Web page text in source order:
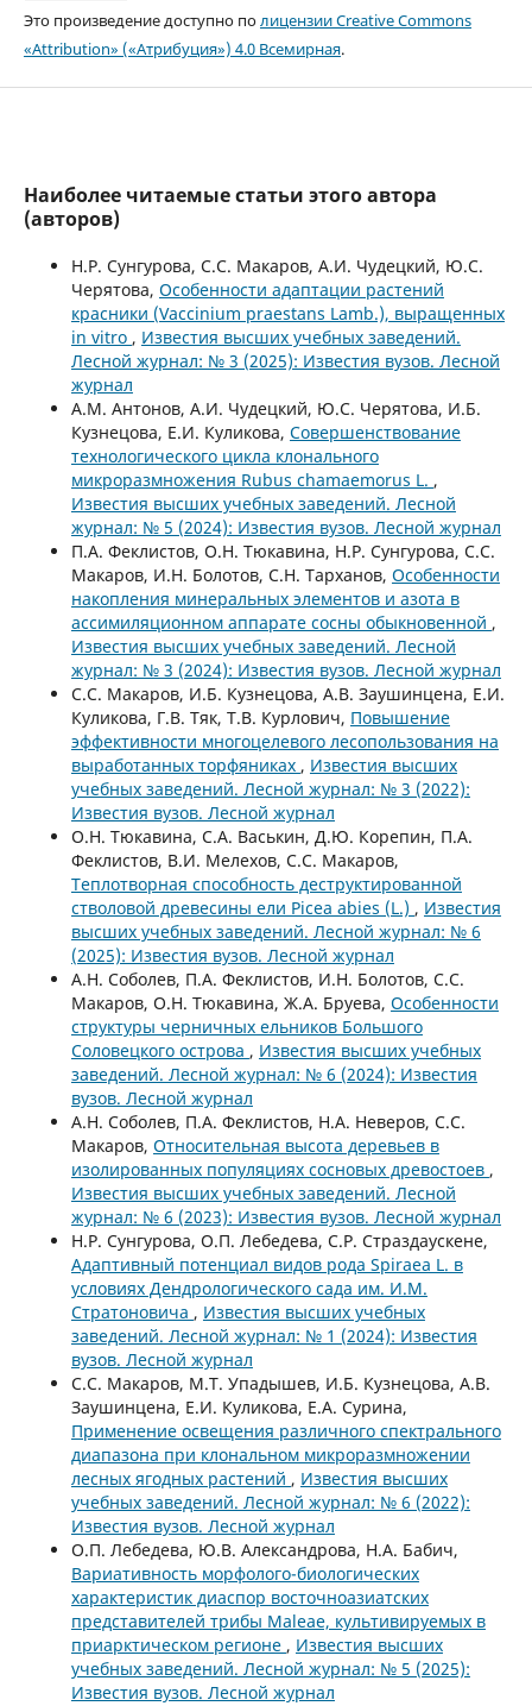
Это произведение доступно полицензии Creative Commons
«Attribution» («Атрибуция») 4.0 Всемирная.
Наиболее читаемые статьи этого автора
(авторов)
Н.Р. Сунгурова, С.С. Макаров, А.И. Чудецкий, Ю.С.
Черятова, Особенности адаптации растений
красники (Vaccinium praestans Lamb.), выращенных
in vitro , Известия высших учебных заведений.
Лесной журнал: № 3 (2025): Известия вузов. Лесной
журнал
А.М. Антонов, А.И. Чудецкий, Ю.С. Черятова, И.Б.
Кузнецова, Е.И. Куликова, Совершенствование
технологического цикла клонального
микроразмножения Rubus chamaemorus L. ,
Известия высших учебных заведений. Лесной
журнал: № 5 (2024): Известия вузов. Лесной журнал
П.А. Феклистов, О.Н. Тюкавина, Н.Р. Сунгурова, С.С.
Макаров, И.Н. Болотов, С.Н. Тарханов, Особенности
накопления минеральных элементов и азота в
ассимиляционном аппарате сосны обыкновенной ,
Известия высших учебных заведений. Лесной
журнал: № 3 (2024): Известия вузов. Лесной журнал
С.С. Макаров, И.Б. Кузнецова, А.В. Заушинцена, Е.И.
Куликова, Г.В. Тяк, Т.В. Курлович, Повышение
эффективности многоцелевого лесопользования на
выработанных торфяниках , Известия высших
учебных заведений. Лесной журнал: № 3 (2022):
Известия вузов. Лесной журнал
О.Н. Тюкавина, С.А. Васькин, Д.Ю. Корепин, П.А.
Феклистов, В.И. Мелехов, С.С. Макаров,
Теплотворная способность деструктированной
стволовой древесины ели Picea abies (L.) , Известия
высших учебных заведений. Лесной журнал: № 6
(2025): Известия вузов. Лесной журнал
А.Н. Соболев, П.А. Феклистов, И.Н. Болотов, С.С.
Макаров, О.Н. Тюкавина, Ж.А. Бруева, Особенности
структуры черничных ельников Большого
Соловецкого острова , Известия высших учебных
заведений. Лесной журнал: № 6 (2024): Известия
вузов. Лесной журнал
А.Н. Соболев, П.А. Феклистов, Н.А. Неверов, С.С.
Макаров, Относительная высота деревьев в
изолированных популяциях сосновых древостоев ,
Известия высших учебных заведений. Лесной
журнал: № 6 (2023): Известия вузов. Лесной журнал
Н.Р. Сунгурова, О.П. Лебедева, С.Р. Страздаускене,
Адаптивный потенциал видов рода Spiraea L. в
условиях Дендрологического сада им. И.М.
Стратоновича , Известия высших учебных
заведений. Лесной журнал: № 1 (2024): Известия
вузов. Лесной журнал
С.С. Макаров, М.Т. Упадышев, И.Б. Кузнецова, А.В.
Заушинцена, Е.И. Куликова, Е.А. Сурина,
Применение освещения различного спектрального
диапазона при клональном микроразмножении
лесных ягодных растений , Известия высших
учебных заведений. Лесной журнал: № 6 (2022):
Известия вузов. Лесной журнал
О.П. Лебедева, Ю.В. Александрова, Н.А. Бабич,
Вариативность морфолого-биологических
характеристик диаспор восточноазиатских
представителей трибы Maleae, культивируемых в
приарктическом регионе , Известия высших
учебных заведений. Лесной журнал: № 5 (2025):
Известия вузов. Лесной журнал